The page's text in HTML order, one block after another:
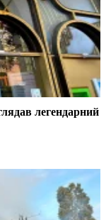
легендарний